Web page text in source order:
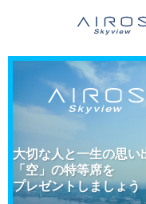
大切な人と一生の思い
「空」の特等席を
プレゼントしましょう